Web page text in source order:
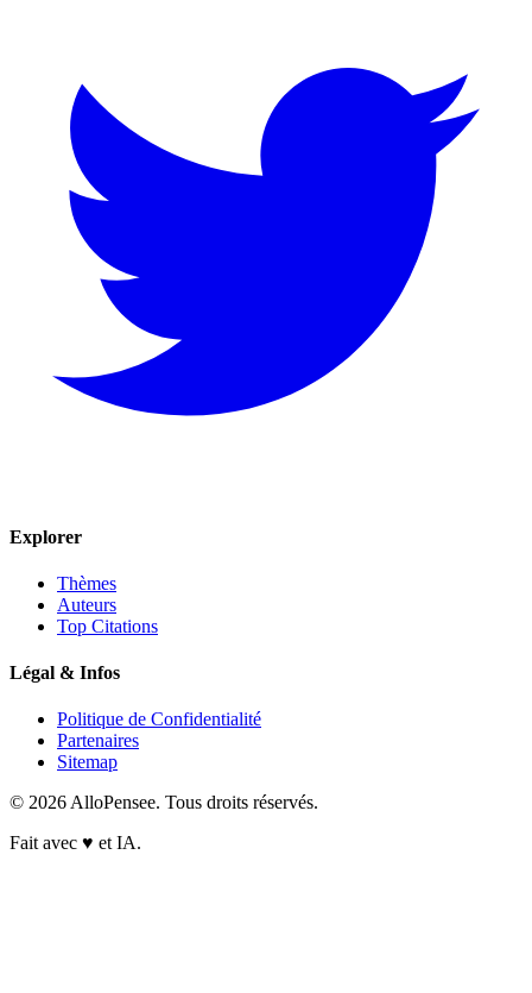
Explorer
Thèmes
Auteurs
Top Citations
Légal & Infos
Politique de Confidentialité
Partenaires
Sitemap
© 2026 AlloPensee. Tous droits réservés.
Fait avec ♥ et IA.